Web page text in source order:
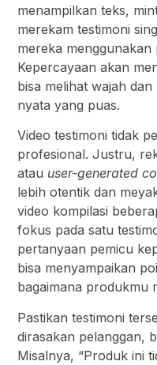
menampilkan teks,
merekam testimoni
mereka
Kepercayaan akan
bisa melihat wajah
nyata yang puas.
Video testimoni tidak
profesional. Justru,
atau user-generated
lebih otentik dan
video kompilasi
fokus pada satu
pertanyaan pemicu
bisa menyampaikan
bagaimana produkmu
Pastikan testimoni
dirasakan pelanggan,
Misalnya, “Produk ini